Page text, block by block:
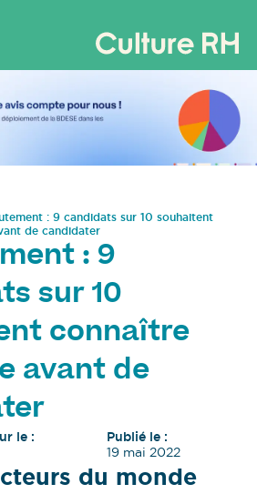
: 9 candidats sur 10 souhaitent
de candidater
: 9
sur 10
connaître
avant de
le :
Publié le :
19 mai 2022
du monde